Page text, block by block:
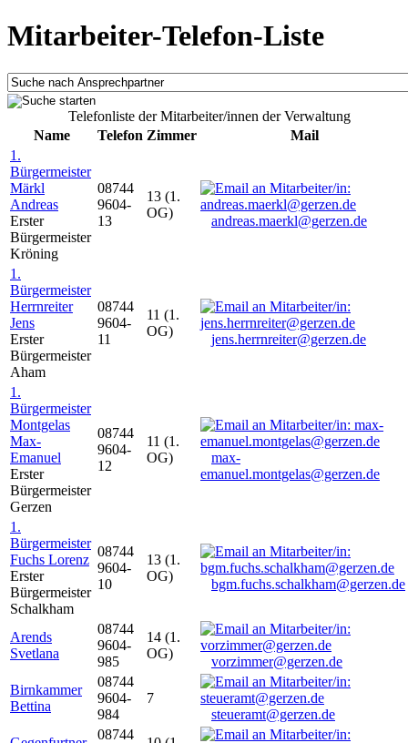
Mitarbeiter-Telefon-Liste
Telefonliste der Mitarbeiter/innen der Verwaltung
Name
Telefon Zimmer
Mail
1.
Bürgermeister
Märkl
Andreas
Erster
Bürgermeister
Kröning
08744
9604-
13
13 (1.
OG)
andreas.maerkl@gerzen.de
1.
Bürgermeister
Herrnreiter
Jens
Erster
Bürgermeister
Aham
08744
9604-
11
11 (1.
OG)
jens.herrnreiter@gerzen.de
1.
Bürgermeister
Montgelas
Max-
Emanuel
Erster
Bürgermeister
Gerzen
08744
9604-
12
11 (1.
OG)
max-
emanuel.montgelas@gerzen.de
1.
Bürgermeister
Fuchs Lorenz
Erster
Bürgermeister
Schalkham
08744
9604-
10
13 (1.
OG)
bgm.fuchs.schalkham@gerzen.de
Arends
Svetlana
08744
9604-
985
14 (1.
OG)
vorzimmer@gerzen.de
Birnkammer
Bettina
08744
9604-
984
7
steueramt@gerzen.de
08744